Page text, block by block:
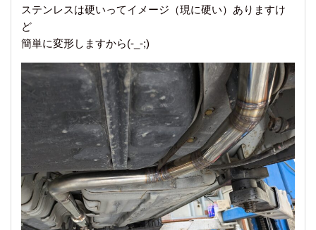
ステンレスは硬いってイメージ（現に硬い）ありますけ
ど
簡単に変形しますから(-_-;)